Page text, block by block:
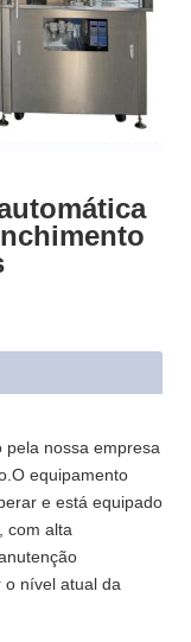
pela nossa empresa
equipamento
e está equipado
com alta
o nível atual da